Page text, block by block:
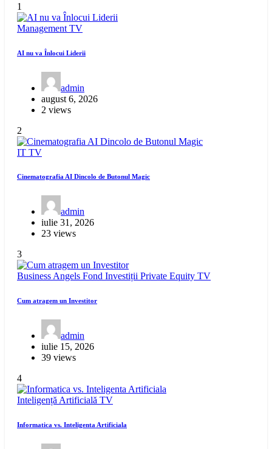
1
Management TV
AI nu va Înlocui Liderii
admin
august 6, 2026
2 views
2
IT TV
Cinematografia AI Dincolo de Butonul Magic
admin
iulie 31, 2026
23 views
3
Business Angels Fond Investiții Private Equity TV
Cum atragem un Investitor
admin
iulie 15, 2026
39 views
4
Inteligență Artificială TV
Informatica vs. Inteligenta Artificiala